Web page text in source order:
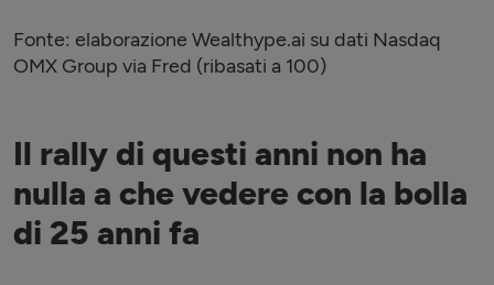
Fonte: elaborazione Wealthype.ai su dati Nasdaq
OMX Group via Fred (ribasati a 100)
Il rally di questi anni non ha
nulla a che vedere con la bolla
di 25 anni fa